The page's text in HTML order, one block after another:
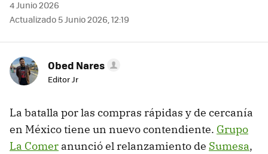
4 Junio 2026
Actualizado 5 Junio 2026, 12:19
Obed Nares
Editor Jr
La batalla por las compras rápidas y de cercanía
en México tiene un nuevo contendiente. Grupo
La Comer anunció el relanzamiento de Sumesa,